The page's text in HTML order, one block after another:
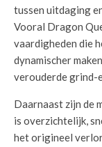
tussen uitdaging
Vooral Dragon
vaardigheden die
dynamischer
verouderde grind-
Daarnaast zijn de
is overzichtelijk,
het origineel